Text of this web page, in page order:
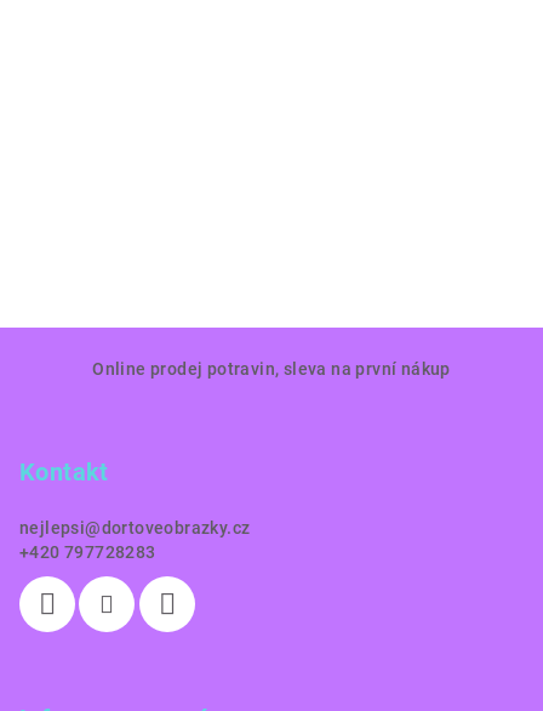
Online prodej potravin, sleva na první nákup
Kontakt
nejlepsi@dortoveobrazky.cz
+420 797728283